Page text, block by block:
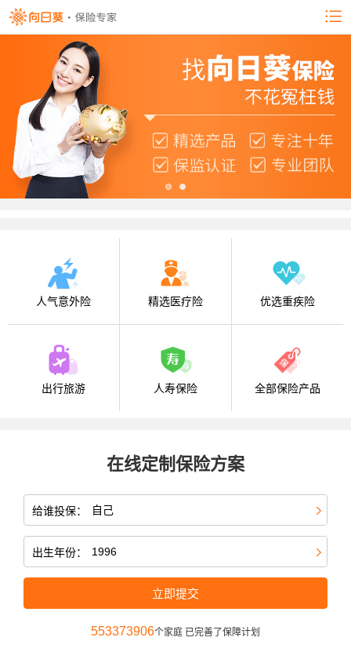
人气意外险 精选医疗险 优选重疾险
出行旅游 人寿保险 全部保险产品
在线定制保险方案
给谁投保：
出生年份：
立即提交
553373906个家庭 已完善了保障计划